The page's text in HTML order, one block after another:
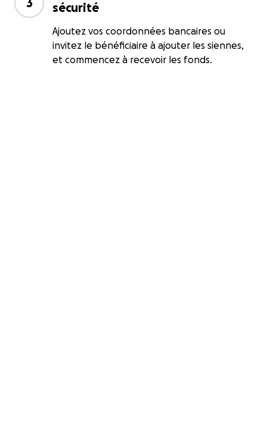
3
sécurité
Ajoutez vos coordonnées bancaires ou
invitez le bénéficiaire à ajouter les siennes,
et commencez à recevoir les fonds.